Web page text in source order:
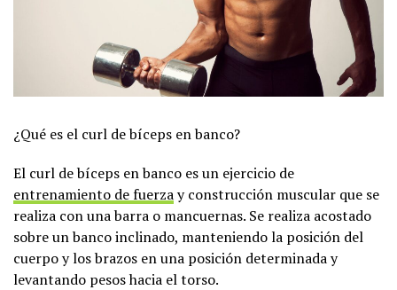
¿Qué es el curl de bíceps en banco?
El curl de bíceps en banco es un ejercicio de
entrenamiento de fuerzay construcción muscular que se
realiza con una barra o mancuernas. Se realiza acostado
sobre un banco inclinado, manteniendo la posición del
cuerpo y los brazos en una posición determinada y
levantando pesos hacia el torso.